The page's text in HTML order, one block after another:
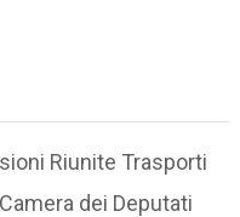
Riunite Trasporti
dei Deputati